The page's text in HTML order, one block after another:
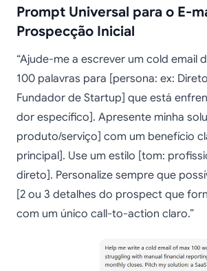
Prompt Universal para o E-
Prospecção Inicial
“Ajude-me a escrever um cold email
100 palavras para [persona: ex:
Fundador de Startup] que está
dor específico]. Apresente minha
produto/serviço] com um benefício
principal]. Use um estilo [tom:
direto]. Personalize sempre que
[2 ou 3 detalhes do prospect que
com um único call-to-action claro.”